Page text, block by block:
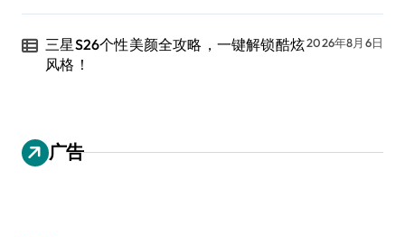
三星S26个性美颜全攻略，一键解锁酷炫
风格！
2026年8月6日
广告